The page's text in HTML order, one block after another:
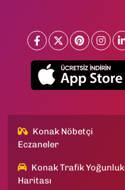
Konak Nöbetçi
Eczaneler
Konak Trafik Yoğunluk
Haritası